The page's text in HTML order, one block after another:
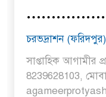
চরভদ্রাশন (ফরিদপুর)
সাপ্তাহিক আগামীর
8239628103,